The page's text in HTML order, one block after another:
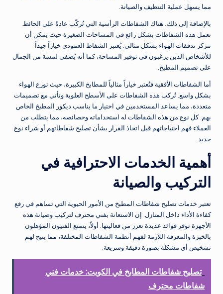
مما يسهل عملية التنظيف والصيانة.
بالإضافة إلى ذلك، هناك الشفاطات الرأسية التي تُركّب عادةً على الحائط.
تعمل هذه الشفاطات بشكل رائع في المساحات الصغيرة حيث يمكن أن
تتركز تدفقات الهواء بشكل مثالي. يُعتبر الشفاط العمودي خياراً جيداً
للأشخاص الذين يرغبون في توفير المساحة، كما أنه يُضفي لمسة من الجمال
على تصميم المطبخ.
أما الشفاطات الأفقية فتُعتبر خياراً مثالياً للمطابخ الكبيرة، حيث توزع الهواء
بشكل واسع. تُركب هذه الشفاطات على الأسطح العلوية وتأتي مع تصميمات
متعددة، مما يساعد المستخدمين في اختيار ما يناسب ديكور المطبخ الخاص
بهم. كل نوع من هذه الشفاطات له استخداماته وخصائصه، مما يتطلب من
العملاء فهم احتياجاتهم قبل اتخاذ القرار بشأن تصليح شفاطاتهم أو شراء نوع
جديد.
أهمية الخدمات الاحترافية في
التركيب والصيانة
تعتبر خدمات تصليح شفاطات المطبخ من الأمور الحيوية التي تساهم في رفع
كفاءة الأداء داخل المنازل. إن الاستعانة بفني محترف لتركيب وصيانة هذه
الأجهزة توفر فوائد عديدة تعزز من فعاليتها. أولاً، يتمتع الفنيون المؤهلون
بالخبرة والمعرفة اللازمة لفهم أنظمة الشفاطات المختلفة، مما يتيح لهم
تشخيص أي مشكلة بصورة دقيقة وسريعة.
تصليح شفاطات المطابخ في الكويت: خدمات فني
شفاطات محترف